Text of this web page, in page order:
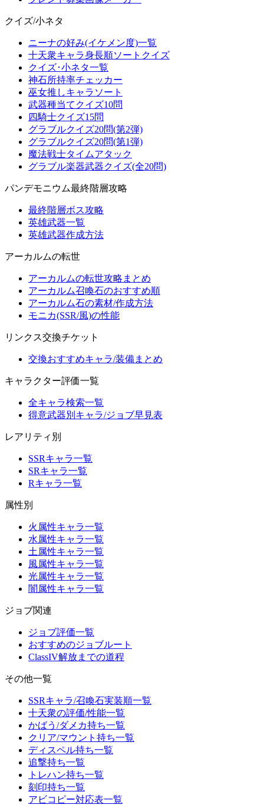
クイズ/小ネタ
ニーナの好み(イケメン度)一覧
十天衆キャラ身長順ソートクイズ
クイズ･小ネタ一覧
神石所持率チェッカー
巫女推しキャラソート
武器種当てクイズ10問
四騎士クイズ15問
グラブルクイズ20問(第2弾)
グラブルクイズ20問(第1弾)
魔法戦士タイムアタック
グラブル楽器武器クイズ(全20問)
パンデモニウム最終階層攻略
最終階層ボス攻略
英雄武器一覧
英雄武器作成方法
アーカルムの転世
アーカルムの転世攻略まとめ
アーカルム召喚石のおすすめ順
アーカルム石の素材/作成方法
モニカ(SSR/風)の性能
リンクス交換チケット
交換おすすめキャラ/装備まとめ
キャラクター評価一覧
全キャラ検索一覧
得意武器別キャラ/ジョブ早見表
レアリティ別
SSRキャラ一覧
SRキャラ一覧
Rキャラ一覧
属性別
火属性キャラ一覧
水属性キャラ一覧
土属性キャラ一覧
風属性キャラ一覧
光属性キャラ一覧
闇属性キャラ一覧
ジョブ関連
ジョブ評価一覧
おすすめのジョブルート
ClassIV解放までの道程
その他一覧
SSRキャラ/召喚石実装順一覧
十天衆の評価/性能一覧
かばう/ダメカ持ち一覧
クリア/マウント持ち一覧
ディスペル持ち一覧
追撃持ち一覧
トレハン持ち一覧
刻印持ち一覧
アビコピー対応表一覧